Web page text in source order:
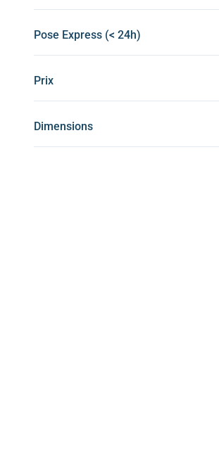
Pose Express (< 24h)
Prix
Dimensions